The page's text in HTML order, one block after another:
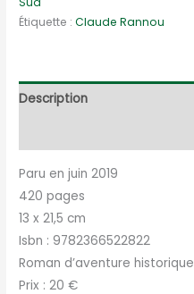
de
Juan
Étiquette :Claude Rannou
Description
Paru en juin 2019
420 pages
13 x 21,5 cm
Isbn : 9782366522822
Roman d’aventure historique
Prix : 20 €